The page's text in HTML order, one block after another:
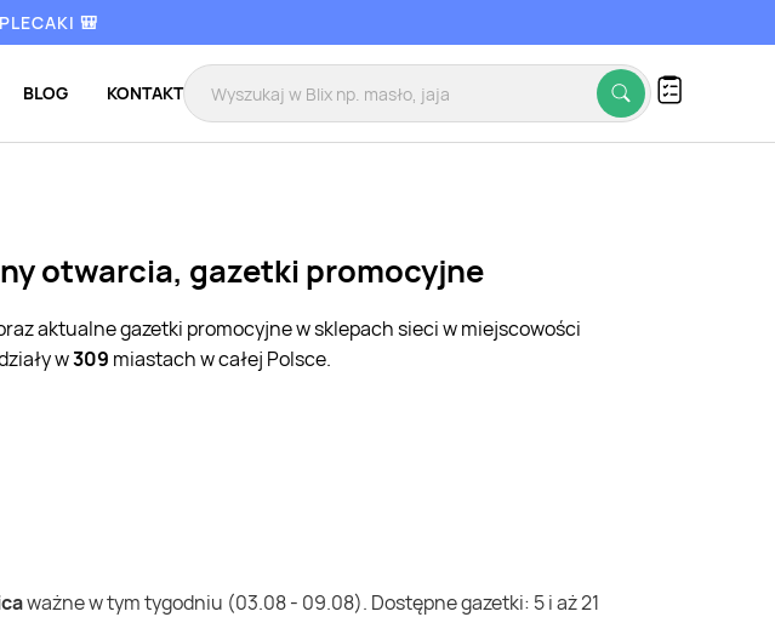
🎒
BLOG KONTAKT
otwarcia, gazetki promocyjne
aktualne gazetki promocyjne w sklepach sieci w miejscowości
w309 miastach w całej Polsce.
ważne w tym tygodniu (03.08 - 09.08). Dostępne gazetki: 5 i aż 21